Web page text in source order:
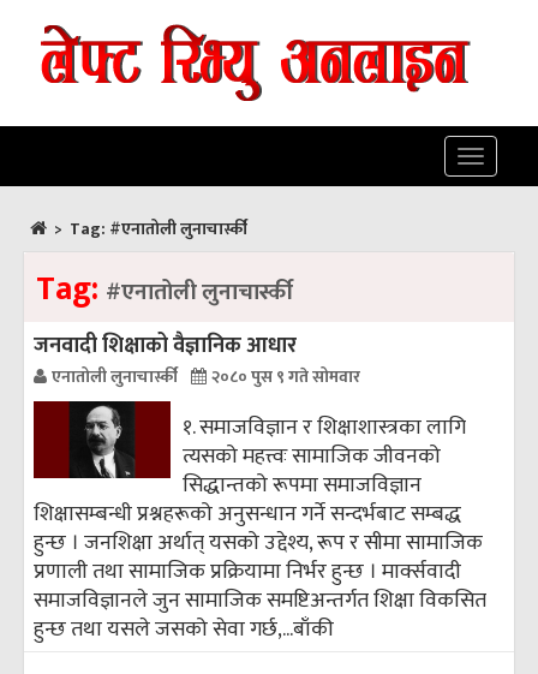
Toggle
> Tag: #एनातोली लुनाचार्स्की
Tag: #एनातोली लुनाचार्स्की
जनवादी शिक्षाको वैज्ञानिक आधार
एनातोली लुनाचार्स्की २०८० पुस ९ गते सोमवार
१. समाजविज्ञान र शिक्षाशास्त्रका लागि
त्यसको महत्त्वः सामाजिक जीवनको
सिद्धान्तको रूपमा समाजविज्ञान
शिक्षासम्बन्धी प्रश्नहरूको अनुसन्धान गर्ने सन्दर्भबाट सम्बद्ध
हुन्छ । जनशिक्षा अर्थात् यसको उद्देश्य, रूप र सीमा सामाजिक
प्रणाली तथा सामाजिक प्रक्रियामा निर्भर हुन्छ । मार्क्सवादी
समाजविज्ञानले जुन सामाजिक समष्टिअन्तर्गत शिक्षा विकसित
हुन्छ तथा यसले जसको सेवा गर्छ,...बाँकी